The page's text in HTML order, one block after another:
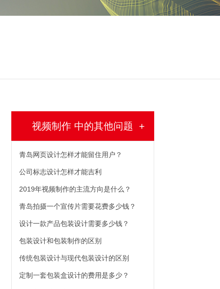
视频制作 中的其他问题 +
青岛网页设计怎样才能留住用户？
公司标志设计怎样才能吉利
2019年视频制作的主流方向是什么？
青岛拍摄一个宣传片需要花费多少钱？
设计一款产品包装设计需要多少钱？
包装设计和包装制作的区别
传统包装设计与现代包装设计的区别
定制一套包装盒设计的费用是多少？